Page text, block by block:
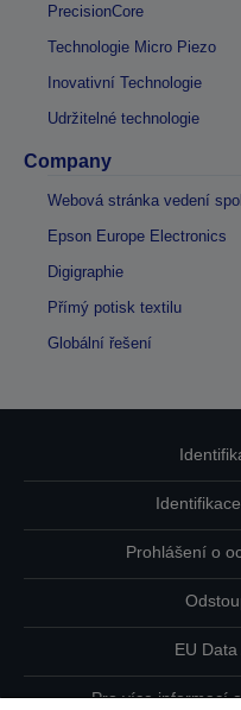
PrecisionCore
Technologie Micro Piezo
Inovativní Technologie
Udržitelné technologie
Company
Webová stránka vedení
Epson Europe Electronics
Digigraphie
Přímý potisk textilu
Globální řešení
Prohlášení o
EU
Pro více informací